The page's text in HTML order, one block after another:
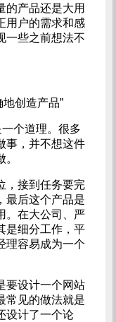
的产品还是大用
用户的需求和感
一些之前想法不
地创造产品”
个道理。很多
事，并不想这件
，接到任务要完
最后这个产品是
。在大公司、严
是细分工作，平
理容易成为一个
要设计一个网站
常见的做法就是
设计了一个论